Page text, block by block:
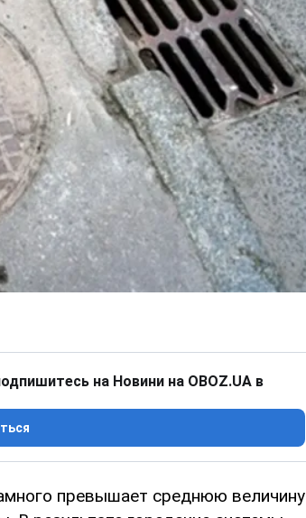
на Новини на OBOZ.UA в
превышает среднюю величину